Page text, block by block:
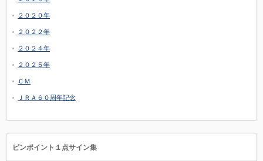
２０２０年
２０２２年
２０２４年
２０２５年
ＣＭ
ＪＲＡ６０周年記念
ピンポイント１点サイン集